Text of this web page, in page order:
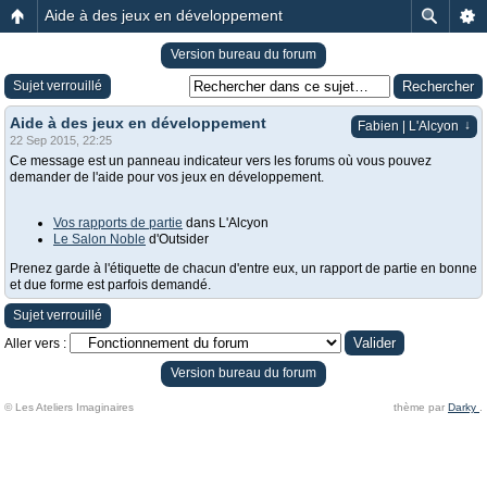
Aide à des jeux en développement
Version bureau du forum
Sujet verrouillé
Fabien | L'Alcyon ↓
Aide à des jeux en développement
22 Sep 2015, 22:25
Ce message est un panneau indicateur vers les forums où vous pouvez
demander de l'aide pour vos jeux en développement.
Vos rapports de partie dans L'Alcyon
Le Salon Noble d'Outsider
Prenez garde à l'étiquette de chacun d'entre eux, un rapport de partie en bonne
et due forme est parfois demandé.
Sujet verrouillé
Aller vers :
Version bureau du forum
© Les Ateliers Imaginaires thème par Darky